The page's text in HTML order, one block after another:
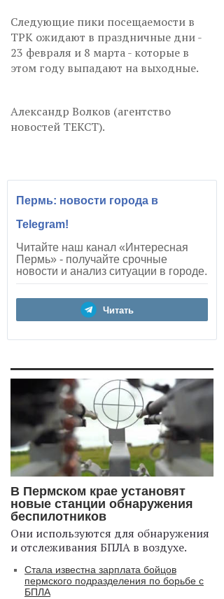
Следующие пики посещаемости в
ТРК ожидают в праздничные дни -
23 февраля и 8 марта - которые в
этом году выпадают на выходные.
Александр Волков (агентство
новостей ТЕКСТ).
Пермь: новости города в
Telegram!
Читайте наш канал «Интересная
Пермь» - получайте срочные
новости и анализ ситуации в городе.
Читать
В Пермском крае установят
новые станции обнаружения
беспилотников
Они используются для обнаружения
и отслеживания БПЛА в воздухе.
Стала известна зарплата бойцов
пермского подразделения по борьбе с
БПЛА